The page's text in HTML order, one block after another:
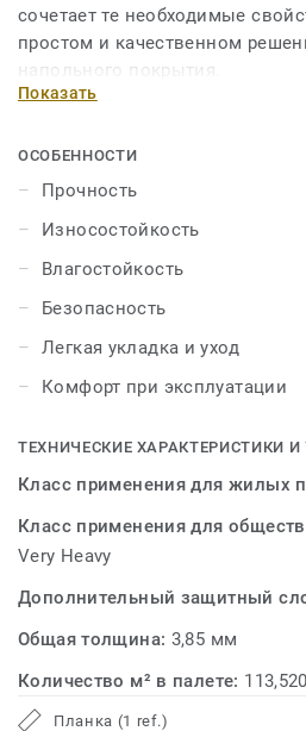
сочетает те необходимые
простом и качественном
напольного покрытия.
выдержит эксплуатацию в
кухнях. Безопасная, поэтому
даже в детских комнатах.
красоту камня, современные
частью интерьера. Замковая
покрытие легко и быстро.
Для того, чтобы чувствовать
создать комфортную
достаточно самых простых
просто наслаждаетесь
без усилий!
Показать
ОСОБЕННОСТИ
Прочность
Износостойкость
Влагостойкость
Безопасность
Легкая укладка и уход
Комфорт при эксплуатации
ТЕХНИЧЕСКИЕ ХАРАКТЕРИСТИКИ
Класс применения для жилых
Класс применения для
Very Heavy
Дополнительный защитный
Общая толщина: 3,85 мм
Количество м² в палете:
Планка (1 ref.)